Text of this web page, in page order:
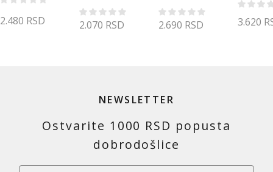
2.480 RSD 2.070 RSD 2.690 RSD 3.620
NEWSLETTER
Ostvarite 1000 RSD popusta
dobrodošlice